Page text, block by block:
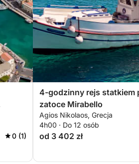
0 (1)
4-godzinny rejs statkiem
zatoce Mirabello
Agios Nikolaos, Grecja
4h00 · Do 12 osób
od 3 402 zł